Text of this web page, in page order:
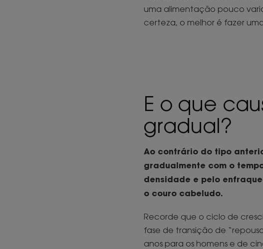
uma alimentação pouco
certeza, o melhor é fazer
E o que
gradual?
Ao contrário do tipo
gradualmente com o
densidade e pelo
o couro cabeludo.
Recorde que o ciclo de
fase de transição de
anos para os homens e de